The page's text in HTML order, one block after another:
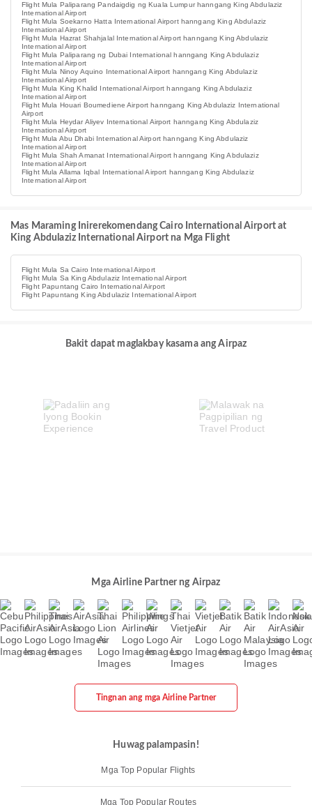
Flight Mula Paliparang Pandaigdig ng Kuala Lumpur hanngang King Abdulaziz
International Airport
Flight Mula Soekarno Hatta International Airport hanngang King Abdulaziz
International Airport
Flight Mula Hazrat Shahjalal International Airport hanngang King Abdulaziz
International Airport
Flight Mula Paliparang ng Dubai International hanngang King Abdulaziz
International Airport
Flight Mula Ninoy Aquino International Airport hanngang King Abdulaziz
International Airport
Flight Mula King Khalid International Airport hanngang King Abdulaziz
International Airport
Flight Mula Houari Boumediene Airport hanngang King Abdulaziz International
Airport
Flight Mula Heydar Aliyev International Airport hanngang King Abdulaziz
International Airport
Flight Mula Abu Dhabi International Airport hanngang King Abdulaziz
International Airport
Flight Mula Shah Amanat International Airport hanngang King Abdulaziz
International Airport
Flight Mula Allama Iqbal International Airport hanngang King Abdulaziz
International Airport
Mas Maraming Inirerekomendang Cairo International Airport at
King Abdulaziz International Airport na Mga Flight
Flight Mula Sa Cairo International Airport
Flight Mula Sa King Abdulaziz International Airport
Flight Papuntang Cairo International Airport
Flight Papuntang King Abdulaziz International Airport
Bakit dapat maglakbay kasama ang Airpaz
Mga Airline Partner ng Airpaz
Tingnan ang mga Airline Partner
Huwag palampasin!
Mga Top Popular Flights
Mga Top Popular Routes